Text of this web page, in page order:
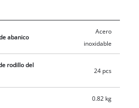
abanico
Acero
inoxidable
rodillo del
24 pcs
0.82 kg